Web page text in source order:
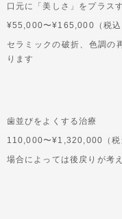
口元に「美しさ」をプラス
¥55,000〜¥165,000（税込
セラミックの破折、色調の
ります
歯並びをよくする治療
110,000〜¥1,320,000（税
場合によっては後戻りが考